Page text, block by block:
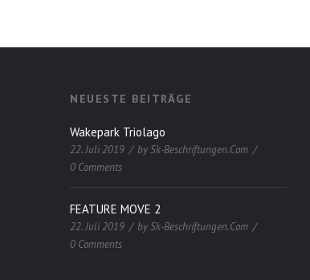
NEUESTE BEITRÄGE
Wakepark Triolago
22. Juli 2019 bySk-Beschriftungen.com
0 Comments
FEATURE MOVE 2
22. Juli 2019 bySk-Beschriftungen.com
0 Comments